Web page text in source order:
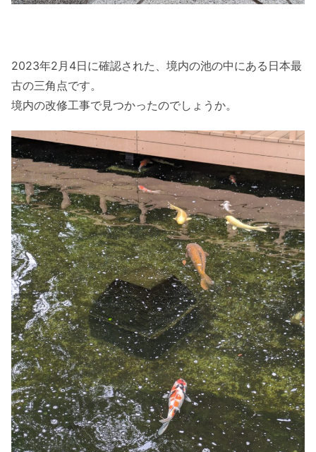
2023年2月4日に確認された、境内の池の中にある日本最
古の三角点です。
境内の改修工事で見つかったのでしょうか。